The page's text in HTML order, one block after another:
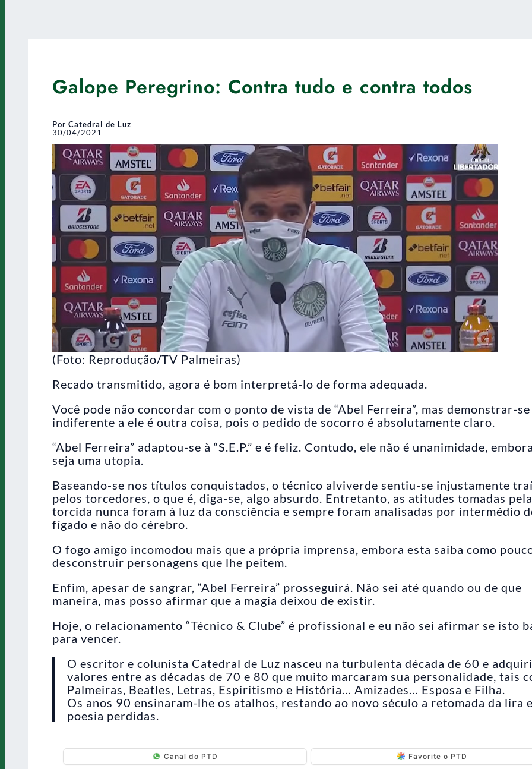
Galope Peregrino: Contra tudo e contra todos
Por Catedral de Luz
30/04/2021
(Foto: Reprodução/TV Palmeiras)
Recado transmitido, agora é bom interpretá-lo de forma adequada.
Você pode não concordar com o ponto de vista de “Abel Ferreira”, mas demonstrar-se
indiferente a ele é outra coisa, pois o pedido de socorro é absolutamente claro.
“Abel Ferreira” adaptou-se à “S.E.P.” e é feliz. Contudo, ele não é unanimidade,
seja uma utopia.
Baseando-se nos títulos conquistados, o técnico alviverde sentiu-se injustamente
pelos torcedores, o que é, diga-se, algo absurdo. Entretanto, as atitudes tomadas pela
torcida nunca foram à luz da consciência e sempre foram analisadas por intermédio
fígado e não do cérebro.
O fogo amigo incomodou mais que a própria imprensa, embora esta saiba como
desconstruir personagens que lhe peitem.
Enfim, apesar de sangrar, “Abel Ferreira” prosseguirá. Não sei até quando ou de que
maneira, mas posso afirmar que a magia deixou de existir.
Hoje, o relacionamento “Técnico & Clube” é profissional e eu não sei afirmar se isto
para vencer.
O escritor e colunista Catedral de Luz nasceu na turbulenta década de 60 e
valores entre as décadas de 70 e 80 que muito marcaram sua personalidade, tais
Palmeiras, Beatles, Letras, Espiritismo e História… Amizades… Esposa e Filha.
Os anos 90 ensinaram-lhe os atalhos, restando ao novo século a retomada da lira
poesia perdidas.
Canal do PTD Favorite o PTD